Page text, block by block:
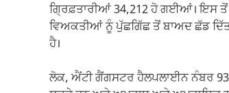
ਗ੍ਰਿਫ਼ਤਾਰੀਆਂ 34,212 ਹੋ ਗਈਆਂ। ਇਸ ਤੋਂ
ਵਿਅਕਤੀਆਂ ਨੂੰ ਪੁੱਛਗਿੱਛ ਤੋਂ ਬਾਅਦ ਛੱਡ
ਹੈ।
ਲੋਕ, ਐਂਟੀ ਗੈਂਗਸਟਰ ਹੈਲਪਲਾਈਨ ਨੰਬਰ